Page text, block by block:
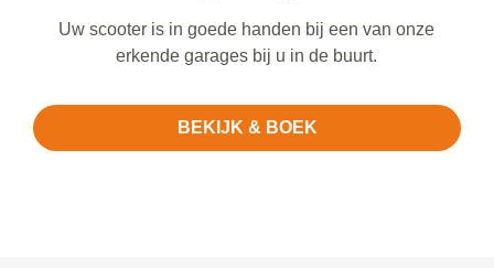
Uw scooter is in goede handen bij een van onze
erkende garages bij u in de buurt.
BEKIJK & BOEK